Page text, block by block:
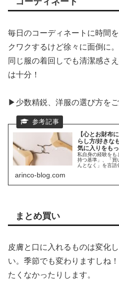
毎日のコーディネートに時間
クワクするけど徐々に面倒に
同じ服の着回しでも清潔感さ
は十分！
▶少数精鋭、洋服の選び方をご
【心とお財布
らし方/好きな
気に入りをも
私自身の経験をも
持つ基準」、「買
んとなく」を言語
arinco-blog.com
まとめ買い
皮膚と口に入れるものは変化
い。季節でも変わりますしね
たくなかったりします。